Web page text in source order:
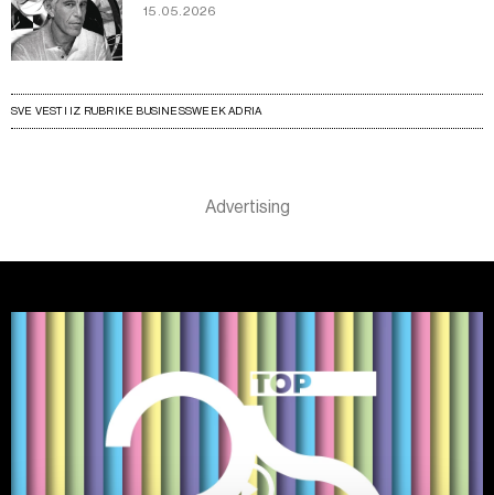
15.05.2026
SVE VESTI IZ RUBRIKE BUSINESSWEEK ADRIA